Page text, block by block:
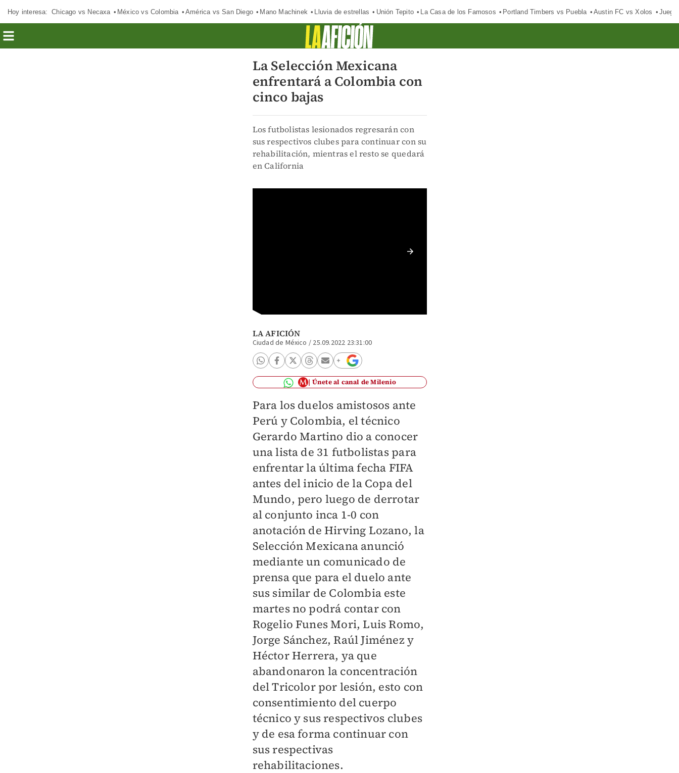
Hoy interesa: Chicago vs Necaxa México vs Colombia América vs San Diego Mano Machinek Lluvia de estrellas Unión Tepito La Casa de los Famosos Portland Timbers vs Puebla Austin FC vs Xolos
La Selección Mexicana
enfrentará a Colombia con
cinco bajas
Los futbolistas lesionados regresarán con
sus respectivos clubes para continuar con su
rehabilitación, mientras el resto se quedará
en California
LA AFICIÓN
Ciudad de México / 25.09.2022 23:31:00
Únete al canal de Milenio
Para los duelos amistosos ante
Perú y Colombia, el técnico
Gerardo Martino dio a conocer
una lista de 31 futbolistas para
enfrentar la última fecha FIFA
antes del inicio de la Copa del
Mundo, pero luego de derrotar
al conjunto inca 1-0 con
anotación de Hirving Lozano, la
Selección Mexicana anunció
mediante un comunicado de
prensa que para el duelo ante
sus similar de Colombia este
martes no podrá contar con
Rogelio Funes Mori, Luis Romo,
Jorge Sánchez, Raúl Jiménez y
Héctor Herrera, ya que
abandonaron la concentración
del Tricolor por lesión, esto con
consentimiento del cuerpo
técnico y sus respectivos clubes
y de esa forma continuar con
sus respectivas
rehabilitaciones.